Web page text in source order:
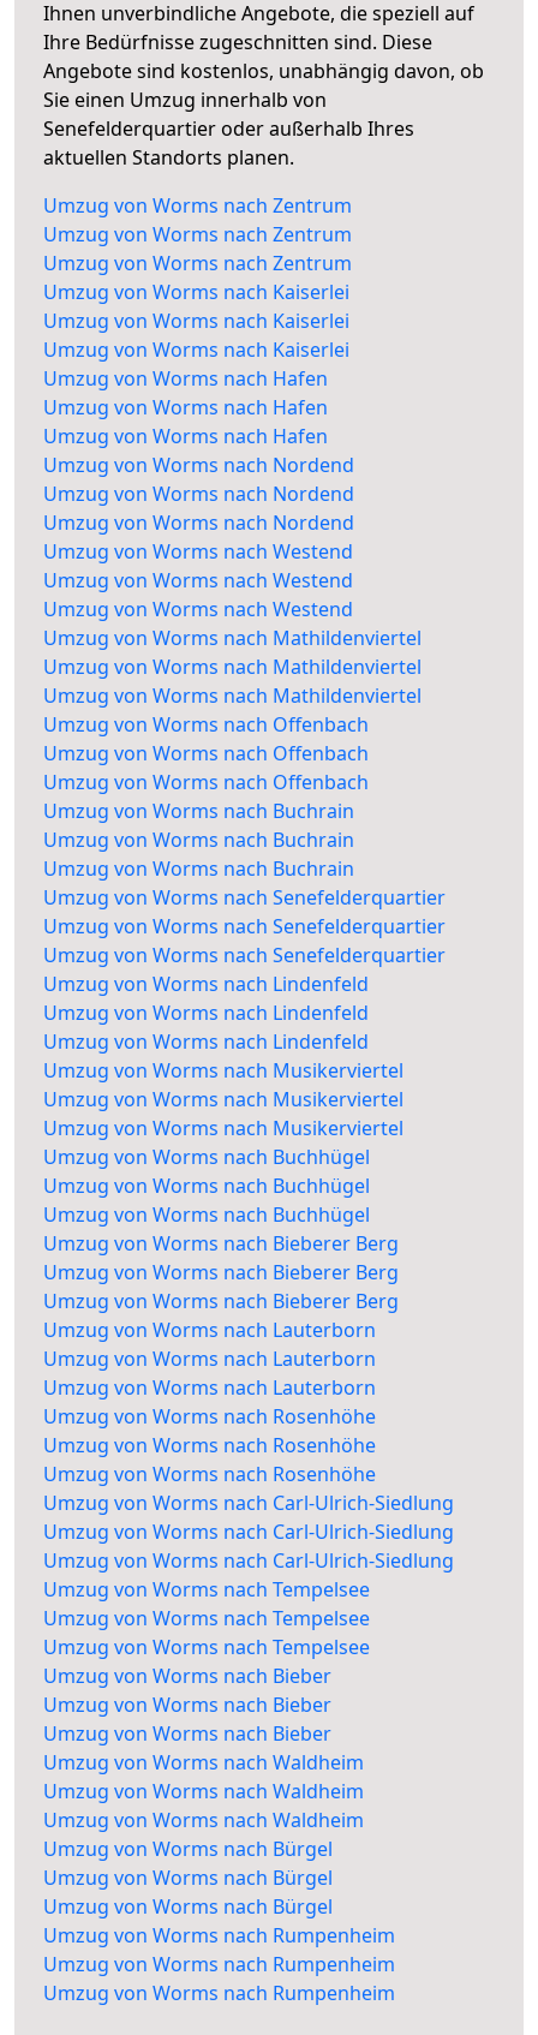
Ihnen unverbindliche Angebote, die speziell auf
Ihre Bedürfnisse zugeschnitten sind. Diese
Angebote sind kostenlos, unabhängig davon, ob
Sie einen Umzug innerhalb von
Senefelderquartier oder außerhalb Ihres
aktuellen Standorts planen.
Umzug von Worms nach Zentrum
Umzug von Worms nach Zentrum
Umzug von Worms nach Zentrum
Umzug von Worms nach Kaiserlei
Umzug von Worms nach Kaiserlei
Umzug von Worms nach Kaiserlei
Umzug von Worms nach Hafen
Umzug von Worms nach Hafen
Umzug von Worms nach Hafen
Umzug von Worms nach Nordend
Umzug von Worms nach Nordend
Umzug von Worms nach Nordend
Umzug von Worms nach Westend
Umzug von Worms nach Westend
Umzug von Worms nach Westend
Umzug von Worms nach Mathildenviertel
Umzug von Worms nach Mathildenviertel
Umzug von Worms nach Mathildenviertel
Umzug von Worms nach Offenbach
Umzug von Worms nach Offenbach
Umzug von Worms nach Offenbach
Umzug von Worms nach Buchrain
Umzug von Worms nach Buchrain
Umzug von Worms nach Buchrain
Umzug von Worms nach Senefelderquartier
Umzug von Worms nach Senefelderquartier
Umzug von Worms nach Senefelderquartier
Umzug von Worms nach Lindenfeld
Umzug von Worms nach Lindenfeld
Umzug von Worms nach Lindenfeld
Umzug von Worms nach Musikerviertel
Umzug von Worms nach Musikerviertel
Umzug von Worms nach Musikerviertel
Umzug von Worms nach Buchhügel
Umzug von Worms nach Buchhügel
Umzug von Worms nach Buchhügel
Umzug von Worms nach Bieberer Berg
Umzug von Worms nach Bieberer Berg
Umzug von Worms nach Bieberer Berg
Umzug von Worms nach Lauterborn
Umzug von Worms nach Lauterborn
Umzug von Worms nach Lauterborn
Umzug von Worms nach Rosenhöhe
Umzug von Worms nach Rosenhöhe
Umzug von Worms nach Rosenhöhe
Umzug von Worms nach Carl-Ulrich-Siedlung
Umzug von Worms nach Carl-Ulrich-Siedlung
Umzug von Worms nach Carl-Ulrich-Siedlung
Umzug von Worms nach Tempelsee
Umzug von Worms nach Tempelsee
Umzug von Worms nach Tempelsee
Umzug von Worms nach Bieber
Umzug von Worms nach Bieber
Umzug von Worms nach Bieber
Umzug von Worms nach Waldheim
Umzug von Worms nach Waldheim
Umzug von Worms nach Waldheim
Umzug von Worms nach Bürgel
Umzug von Worms nach Bürgel
Umzug von Worms nach Bürgel
Umzug von Worms nach Rumpenheim
Umzug von Worms nach Rumpenheim
Umzug von Worms nach Rumpenheim